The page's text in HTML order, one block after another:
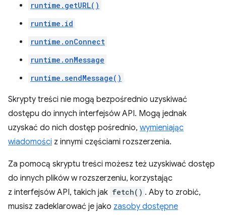
runtime.getURL()
runtime.id
runtime.onConnect
runtime.onMessage
runtime.sendMessage()
Skrypty treści nie mogą bezpośrednio uzyskiwać
dostępu do innych interfejsów API. Mogą jednak
uzyskać do nich dostęp pośrednio, wymieniając
wiadomości z innymi częściami rozszerzenia.
Za pomocą skryptu treści możesz też uzyskiwać dostęp
do innych plików w rozszerzeniu, korzystając
z interfejsów API, takich jak fetch() . Aby to zrobić,
musisz zadeklarować je jako zasoby dostępne